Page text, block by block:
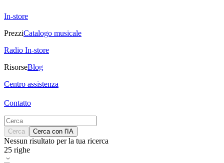
In-store
PrezziCatalogo musicale
Radio In-store
RisorseBlog
Centro assistenza
Contatto
Cerca Cerca con l'IA
Nessun risultato per la tua ricerca
25 righe